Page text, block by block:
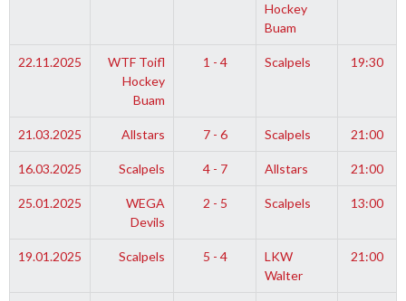
Hockey
Buam
22.11.2025
WTF Toifl
Hockey
Buam
1 - 4 Scalpels 19:30
21.03.2025 Allstars 7 - 6 Scalpels 21:00
16.03.2025 Scalpels 4 - 7 Allstars 21:00
25.01.2025
WEGA
Devils
2 - 5 Scalpels 13:00
19.01.2025 Scalpels 5 - 4
LKW
Walter
21:00